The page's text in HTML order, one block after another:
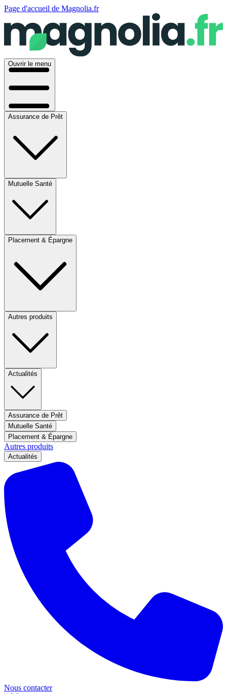
Page d'accueil de Magnolia.fr
Ouvrir le menu
Assurance de Prêt
Mutuelle Santé
Placement & Épargne
Autres produits
Actualités
Assurance de Prêt
Mutuelle Santé
Placement & Épargne
Autres produits
Actualités
Nous contacter